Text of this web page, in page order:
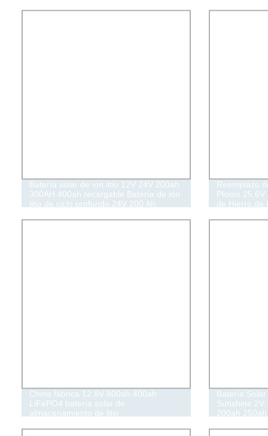
Batería solar de ion litio 12V 24V 200ah
300AH 400ah recargable Batería de ión
litio de ciclo profundo 24V 200 Ah
Reemplazo
Plomo
de Hierro de
China fábrica 12,8V 800ah 400ah
LiFePO4 batería solar de
almacenamiento de litio
Batería
Sunshine
200ah